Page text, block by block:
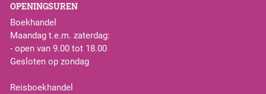
OPENINGSUREN
Boekhandel
Maandag t.e.m. zaterdag:
- open van 9.00 tot 18.00
Gesloten op zondag
Reisboekhandel